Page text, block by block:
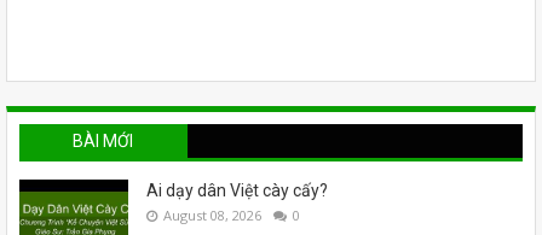
BÀI MỚI
Ai dạy dân Việt cày cấy?
August 08, 2026 0